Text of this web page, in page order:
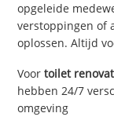
opgeleide
verstoppingen of
oplossen. Altijd
Voortoilet
hebben 24/7
omgeving